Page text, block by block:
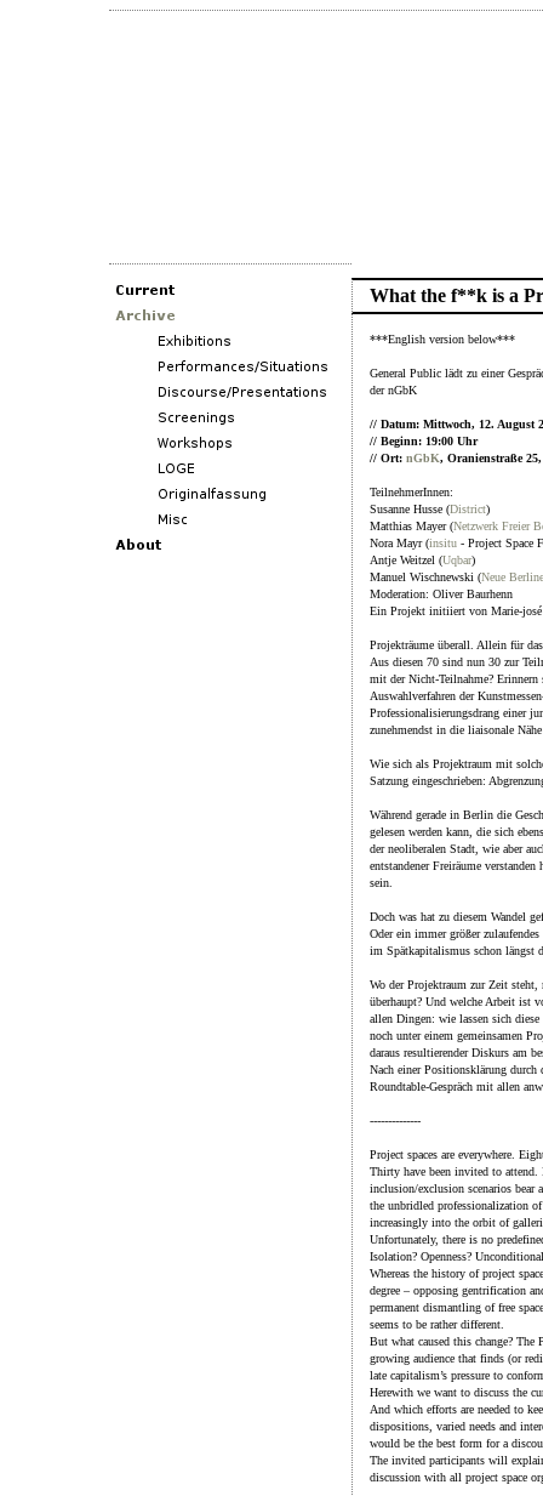
What the f**k is a
***English version below***
General Public lädt zu einer
der nGbK
// Datum: Mittwoch, 12. August
// Beginn: 19:00 Uhr
// Ort: nGbK, Oranienstraße
TeilnehmerInnen:
Susanne Husse (District)
Matthias Mayer (Netzwerk Freier
Nora Mayr (insitu - Project Space
Antje Weitzel (Uqbar)
Manuel Wischnewski (Neue
Moderation: Oliver Baurhenn
Ein Projekt initiiert von Marie-
Projekträume überall. Allein für
Aus diesen 70 sind nun 30 zur
mit der Nicht-Teilnahme?
Auswahlverfahren der
Professionalisierungsdrang einer
zunehmendst in die liaisonale
Wie sich als Projektraum mit
Satzung eingeschrieben:
Während gerade in Berlin die
gelesen werden kann, die sich
der neoliberalen Stadt, wie aber
entstandener Freiräume
sein.
Doch was hat zu diesem Wandel
Oder ein immer größer
im Spätkapitalismus schon längst
Wo der Projektraum zur Zeit
überhaupt? Und welche Arbeit ist
allen Dingen: wie lassen sich
noch unter einem gemeinsamen
daraus resultierender Diskurs am
Nach einer Positionsklärung
Roundtable-Gespräch mit allen
--------------
Project spaces are everywhere.
Thirty have been invited to
inclusion/exclusion scenarios bear
the unbridled professionalization
increasingly into the orbit of
Unfortunately, there is no
Isolation? Openness?
Whereas the history of project
degree – opposing gentrification
permanent dismantling of free
seems to be rather different.
But what caused this change? The
growing audience that finds (or
late capitalism’s pressure to
Herewith we want to discuss the
And which efforts are needed to
dispositions, varied needs and
would be the best form for a
The invited participants will
discussion with all project space